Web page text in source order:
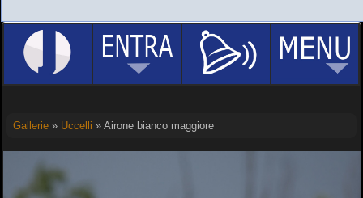
Gallerie» Uccelli » Airone bianco maggiore